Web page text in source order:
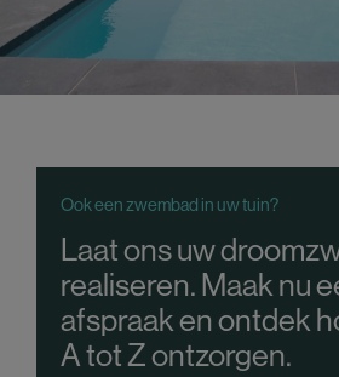
Ook een zwembad in uw tuin?
Laat ons uw
realiseren. Maak nu
afspraak en ontdek
A tot Z ontzorgen.